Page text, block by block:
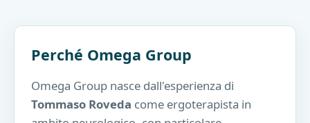
Perché Omega Group
Omega Group nasce dall'esperienza di
Tommaso Roveda come ergoterapista in